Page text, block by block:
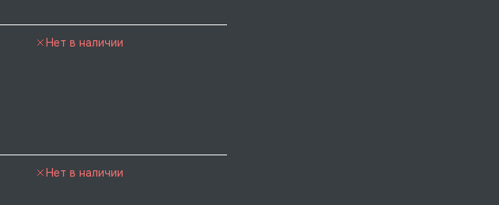
Нет в наличии
Нет в наличии